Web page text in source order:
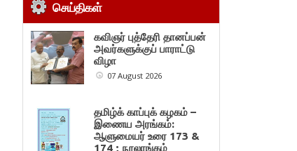
செய்திகள்
கவிஞர் புத்தேரி தானப்பன்
அவர்களுக்குப் பாராட்டு
விழா
07 August 2026
தமிழ்க் காப்புக் கழகம் –
இணைய அரங்கம்:
ஆளுமையர் உரை 173 &
174 ; நூலரங்கம்